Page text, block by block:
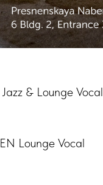
& Lounge Vocal
Lounge Vocal